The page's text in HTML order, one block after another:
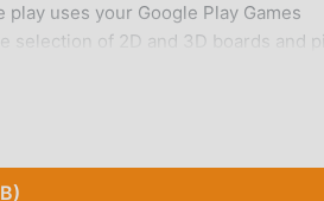
uses your Google Play Games
selection of 2D and 3D boards and